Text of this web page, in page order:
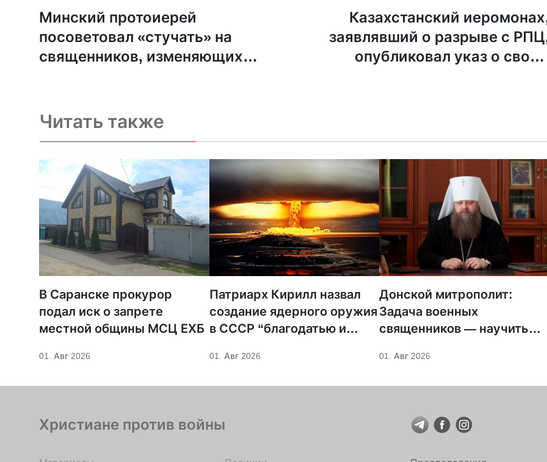
Минский протоиерей
посоветовал «стучать» на
священников, изменяющих
Казахстанский
заявлявший о разрыве с
опубликовал указ о своем
Читать также
В Саранске прокурор
подал иск о запрете
местной общины МСЦ ЕХБ
01. Авг 2026
Патриарх Кирилл назвал
создание ядерного оружия
в СССР “благодатью и
01. Авг 2026
Донской митрополит:
Задача военных
священников — научить
своей жизнью” правильно
01. Авг 2026
Христиане против войны